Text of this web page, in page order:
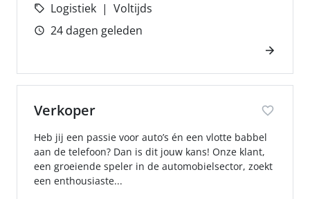
Logistiek
Voltijds
24 dagen geleden
Verkoper
Heb jij een passie voor auto’s én een vlotte babbel
aan de telefoon? Dan is dit jouw kans! Onze klant,
een groeiende speler in de automobielsector, zoekt
een enthousiaste...